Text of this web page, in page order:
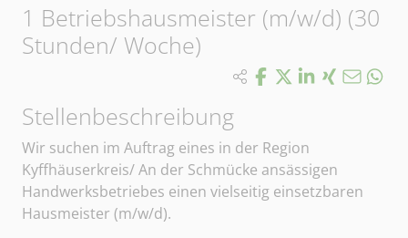
1 Betriebshausmeister (m/w/d) (30
Stunden/ Woche)
Stellenbeschreibung
Wir suchen im Auftrag eines in der Region
Kyffhäuserkreis/ An der Schmücke ansässigen
Handwerksbetriebes einen vielseitig einsetzbaren
Hausmeister (m/w/d).